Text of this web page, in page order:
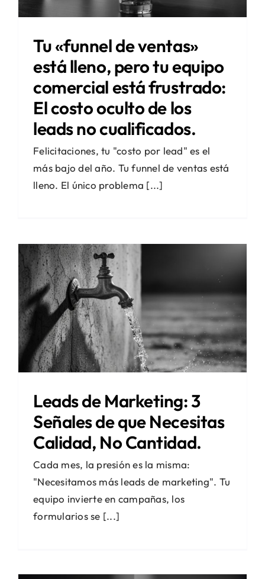
Tu «funnel de ventas»
está lleno, pero tu equipo
comercial está frustrado:
El costo oculto de los
leads no cualificados.
Felicitaciones, tu "costo por lead" es el
más bajo del año. Tu funnel de ventas está
lleno. El único problema [...]
Leads de Marketing: 3
Señales de que Necesitas
Calidad, No Cantidad.
Cada mes, la presión es la misma:
"Necesitamos más leads de marketing". Tu
equipo invierte en campañas, los
formularios se [...]